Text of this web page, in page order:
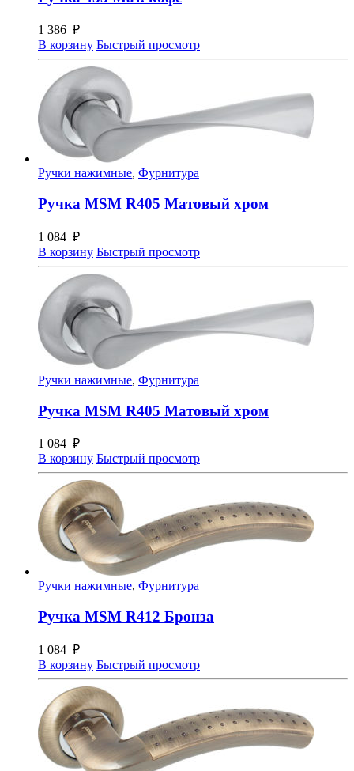
1 386 ₽
В корзину Быстрый просмотр
Ручки нажимные, Фурнитура
Ручка MSM R405 Матовый хром
1 084 ₽
В корзину Быстрый просмотр
Ручки нажимные, Фурнитура
Ручка MSM R405 Матовый хром
1 084 ₽
В корзину Быстрый просмотр
Ручки нажимные, Фурнитура
Ручка MSM R412 Бронза
1 084 ₽
В корзину Быстрый просмотр